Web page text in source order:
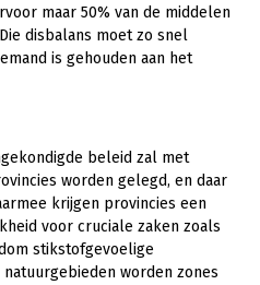
maar 50% van de middelen
disbalans moet zo snel
is gehouden aan het
beleid zal met
worden gelegd, en daar
krijgen provincies een
voor cruciale zaken zoals
stikstofgevoelige
worden zones